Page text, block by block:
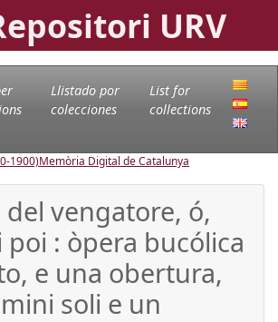
URV
Llistado por
colecciones
List for
collections
1900)Memòria Digital de Catalunya
del vengatore, ó,
poi : òpera bucólica
e una obertura,
soli e un